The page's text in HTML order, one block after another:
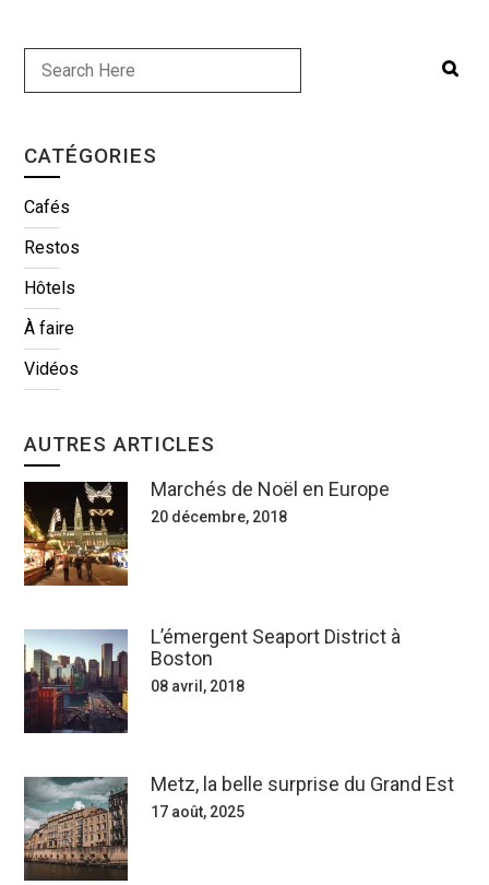
CATÉGORIES
Cafés
Restos
Hôtels
À faire
Vidéos
AUTRES ARTICLES
Marchés de Noël en Europe
20 décembre, 2018
L’émergent Seaport District à
Boston
08 avril, 2018
Metz, la belle surprise du Grand Est
17 août, 2025